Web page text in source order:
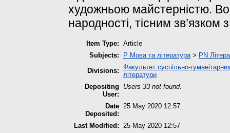
художньою майстерністю.
народності, тісним
Item Type: Article
Subjects:
P Мова та література> PN
Divisions: Факультет суспільно-
літератури
Depositing
User:
Users 33 not found.
Date
Deposited:
25 May 2020 12:57
Last Modified: 25 May 2020 12:57